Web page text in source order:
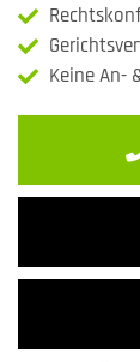
Keine An-